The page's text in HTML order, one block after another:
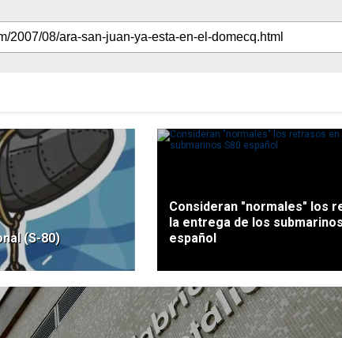
(S-80)
Consideran "normales" los
la entrega de los
español